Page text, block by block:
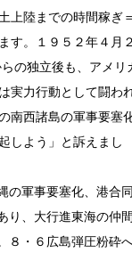
上陸までの時間稼ぎ＝
す。１９５２年４月２
の独立後も、アメリ
実力行動として闘わ
南西諸島の軍事要塞
しよう」と訴えまし
の軍事要塞化、港合
り、大行進東海の仲
８・６広島弾圧粉砕